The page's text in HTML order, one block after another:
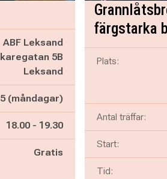
ABF Leksand
5B
Leksand
5 (måndagar)
Pågår mellan
18.00 - och
19.30
Gratis
färgstarka
Plats:
Antal träffar:
Start:
Tid: